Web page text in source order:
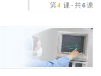
第 4 课 - 共6课